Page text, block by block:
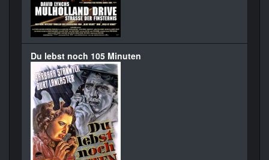
Du lebst noch 105 Minuten